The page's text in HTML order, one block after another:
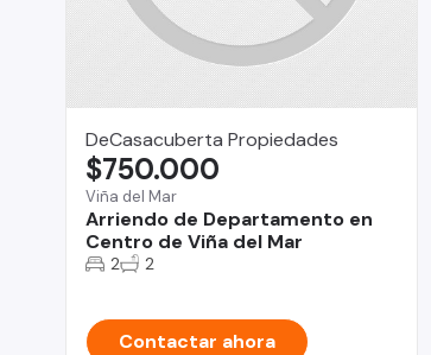
DeCasacuberta Propiedades
Viña del Mar
Arriendo de Departamento en
Centro de Viña del Mar
$750.000
2 2
Contactar ahora